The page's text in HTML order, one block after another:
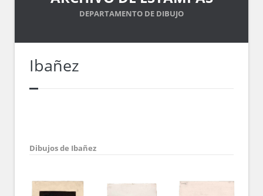
DEPARTAMENTO DE DIBUJO
Ibañez
Dibujos de Ibañez